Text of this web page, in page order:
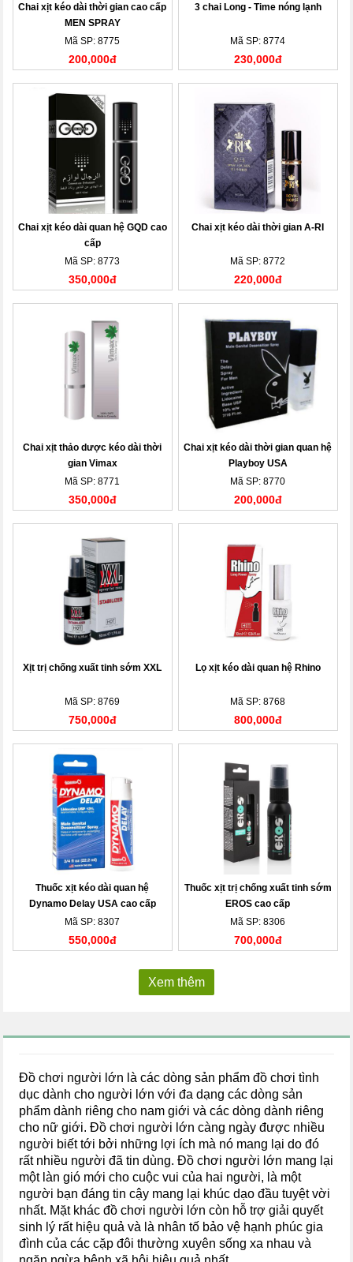
Chai xịt kéo dài thời gian cao cấp
MEN SPRAY
Mã SP: 8775
200,000đ
3 chai Long - Time nóng lạnh
Mã SP: 8774
230,000đ
Chai xịt kéo dài quan hệ GQD cao
cấp
Mã SP: 8773
350,000đ
Chai xịt kéo dài thời gian A-RI
Mã SP: 8772
220,000đ
Chai xịt thảo dược kéo dài thời
gian Vimax
Mã SP: 8771
350,000đ
Chai xịt kéo dài thời gian quan hệ
Playboy USA
Mã SP: 8770
200,000đ
Xịt trị chống xuất tinh sớm XXL
Mã SP: 8769
750,000đ
Lọ xịt kéo dài quan hệ Rhino
Mã SP: 8768
800,000đ
Thuốc xịt kéo dài quan hệ
Dynamo Delay USA cao cấp
Mã SP: 8307
550,000đ
Thuốc xịt trị chống xuất tinh sớm
EROS cao cấp
Mã SP: 8306
700,000đ
Xem thêm
Đồ chơi người lớn là các dòng sản phẩm đồ chơi tình
dục dành cho người lớn với đa dạng các dòng sản
phẩm dành riêng cho nam giới và các dòng dành riêng
cho nữ giới. Đồ chơi người lớn càng ngày được nhiều
người biết tới bởi những lợi ích mà nó mang lại do đó
rất nhiều người đã tin dùng. Đồ chơi người lớn mang lại
một làn gió mới cho cuộc vui của hai người, là một
người bạn đáng tin cậy mang lại khúc dạo đầu tuyệt vời
nhất. Mặt khác đồ chơi người lớn còn hỗ trợ giải quyết
sinh lý rất hiệu quả và là nhân tố bảo vệ hạnh phúc gia
đình của các cặp đôi thường xuyên sống xa nhau và